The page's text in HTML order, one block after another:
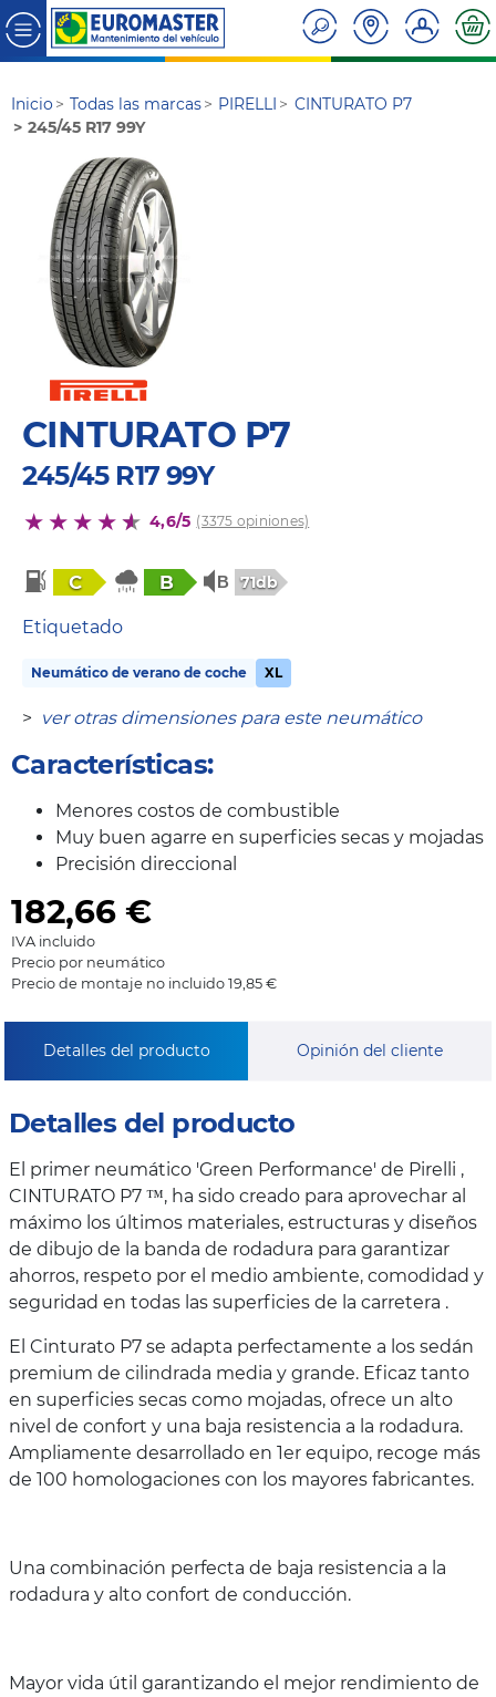
Inicio Todas las marcas PIRELLI
CINTURATO P7
245/45 R17 99Y
CINTURATO P7
245/45 R17 99Y
4,6/5 (3375 opiniones)
C B 71db
Etiquetado
Neumático de verano de coche XL
> ver otras dimensiones para este neumático
Características:
Menores costos de combustible
Muy buen agarre en superficies secas y mojadas
Precisión direccional
182,66 €
IVA incluido
Precio por neumático
Precio de montaje no incluido 19,85 €
Detalles del producto Opinión del cliente
Detalles del producto
El primer neumático 'Green Performance' de Pirelli ,
CINTURATO P7 ™, ha sido creado para aprovechar al
máximo los últimos materiales, estructuras y diseños
de dibujo de la banda de rodadura para garantizar
ahorros, respeto por el medio ambiente, comodidad y
seguridad en todas las superficies de la carretera .
El Cinturato P7 se adapta perfectamente a los sedán
premium de cilindrada media y grande. Eficaz tanto
en superficies secas como mojadas, ofrece un alto
nivel de confort y una baja resistencia a la rodadura.
Ampliamente desarrollado en 1er equipo, recoge más
de 100 homologaciones con los mayores fabricantes.
Una combinación perfecta de baja resistencia a la
rodadura y alto confort de conducción.
Mayor vida útil garantizando el mejor rendimiento de